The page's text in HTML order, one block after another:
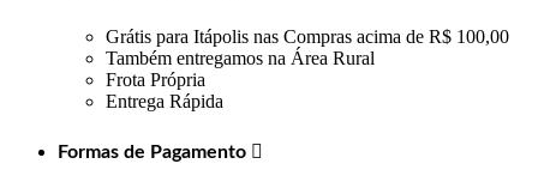
Grátis para Itápolis nas Compras acima de R$ 100,00
Também entregamos na Área Rural
Frota Própria
Entrega Rápida
Formas de Pagamento